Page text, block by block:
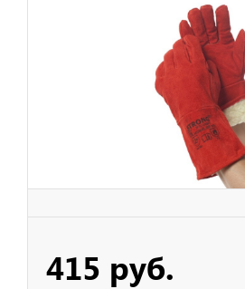
415 руб.